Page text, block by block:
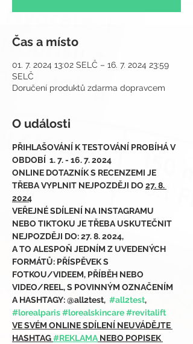
Čas a místo
01. 7. 2024 13:02 SELČ – 16. 7. 2024 23:59
SELČ
Doručení produktů zdarma dopravcem
O události
PŘIHLAŠOVÁNÍ K TESTOVÁNÍ PROBÍHÁ V
OBDOBÍ  1. 7. - 16. 7. 2024
ONLINE DOTAZNÍK S RECENZEMI JE
TŘEBA VYPLNIT NEJPOZDĚJI DO 27. 8.
2024
VEŘEJNÉ SDÍLENÍ NA INSTAGRAMU
NEBO TIKTOKU JE TŘEBA USKUTEČNIT
NEJPOZDĚJI DO: 27. 8. 2024,
A TO ALESPOŇ JEDNÍM Z UVEDENÝCH
FORMÁTŮ: PŘÍSPĚVEK S
FOTKOU/VIDEEM, PŘÍBĚH NEBO
VIDEO/REEL, S POVINNÝM OZNAČENÍM
A HASHTAGY: @all2test, #all2test,
#lorealparis#lorealskincare#revitalift
VE SVÉM ONLINE SDÍLENÍ NEUVÁDĚJTE
HASHTAG #REKLAMA NEBO POPISEK